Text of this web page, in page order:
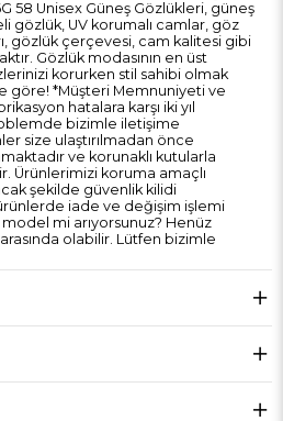
58 Unisex Güneş Gözlükleri, güneş
gözlük, UV korumalı camlar, göz
gözlük çerçevesi, cam kalitesi gibi
Gözlük modasının en üst
korurken stil sahibi olmak
göre! *Müşteri Memnuniyeti ve
hatalara karşı iki yıl
bizimle iletişime
size ulaştırılmadan önce
ve korunaklı kutularla
Ürünlerimizi koruma amaçlı
şekilde güvenlik kilidi
ürünlerde iade ve değişim işlemi
mi arıyorsunuz? Henüz
olabilir. Lütfen bizimle